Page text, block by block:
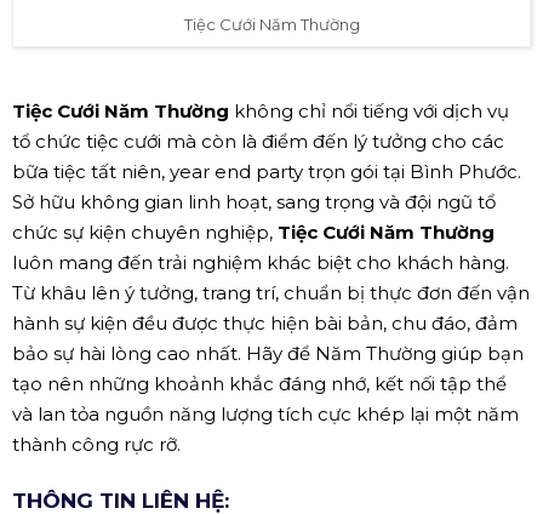
Tiệc Cưới Năm Thường
Tiệc Cưới Năm Thường không chỉ nổi tiếng với dịch vụ
tổ chức tiệc cưới mà còn là điểm đến lý tưởng cho các
bữa tiệc tất niên, year end party trọn gói tại Bình Phước.
Sở hữu không gian linh hoạt, sang trọng và đội ngũ tổ
chức sự kiện chuyên nghiệp, Tiệc Cưới Năm Thường
luôn mang đến trải nghiệm khác biệt cho khách hàng.
Từ khâu lên ý tưởng, trang trí, chuẩn bị thực đơn đến vận
hành sự kiện đều được thực hiện bài bản, chu đáo, đảm
bảo sự hài lòng cao nhất. Hãy để Năm Thường giúp bạn
tạo nên những khoảnh khắc đáng nhớ, kết nối tập thể
và lan tỏa nguồn năng lượng tích cực khép lại một năm
thành công rực rỡ.
THÔNG TIN LIÊN HỆ: